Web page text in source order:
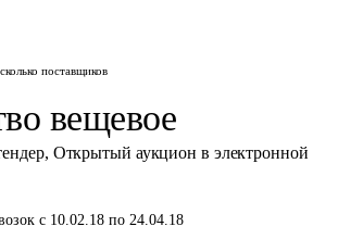
поставщиков
вещевое
, Открытый аукцион в электронной
с 10.02.18 по 24.04.18